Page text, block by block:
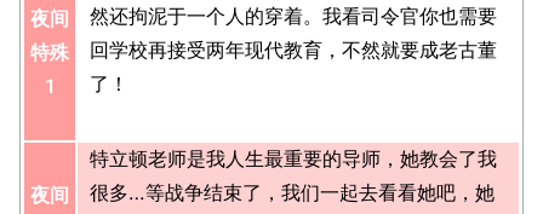
夜间
特殊
1
然还拘泥于一个人的穿着。我看司令官你也需要
回学校再接受两年现代教育，不然就要成老古董
了！
夜间
特立顿老师是我人生最重要的导师，她教会了我
很多…等战争结束了，我们一起去看看她吧，她